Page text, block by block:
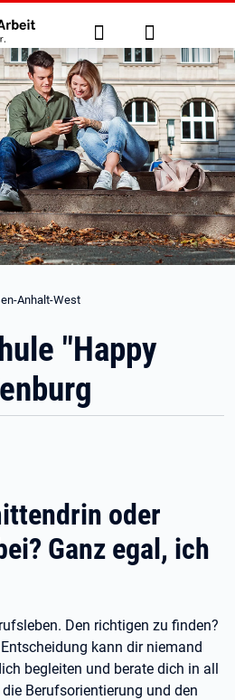
Suche Anmelden
Anhalt-West
"Happy
oder
Ganz egal, ich
Den richtigen zu finden?
kann dir niemand
begleiten und berate dich in all
Berufsorientierung und den